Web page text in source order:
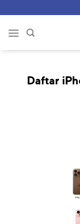
content
Daftar